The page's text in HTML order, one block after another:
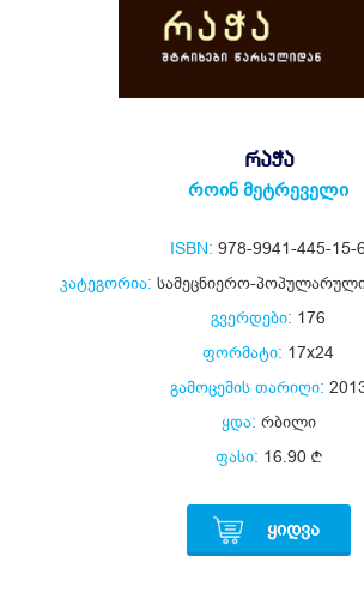
ᲠᲐᲭᲐ
როინ მეტრეველი
ISBN: 978-9941-445-15-6
კატეგორია: სამეცნიერო-
გვერდები: 176
ფორმატი: 17x24
გამოცემის თარიღი:
ყდა: რბილი
ფასი: 16.90
ᲧᲘᲓᲕᲐ